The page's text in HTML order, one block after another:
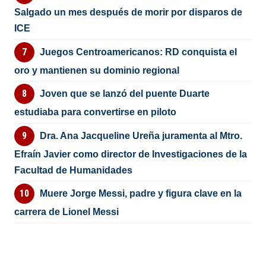
Salgado un mes después de morir por disparos de
ICE
Juegos Centroamericanos: RD conquista el
oro y mantienen su dominio regional
Joven que se lanzó del puente Duarte
estudiaba para convertirse en piloto
Dra. Ana Jacqueline Ureña juramenta al Mtro.
Efraín Javier como director de Investigaciones de la
Facultad de Humanidades
Muere Jorge Messi, padre y figura clave en la
carrera de Lionel Messi